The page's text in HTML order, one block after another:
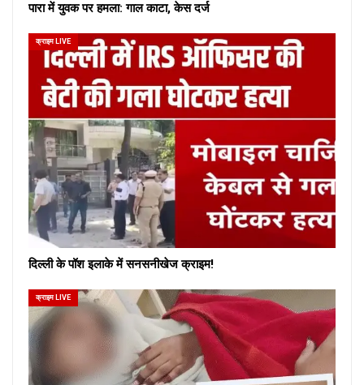
पारा में युवक पर हमला: गाल काटा, केस दर्ज
क्राइम LIVE
दिल्ली के पॉश इलाके में सनसनीखेज क्राइम!
क्राइम LIVE